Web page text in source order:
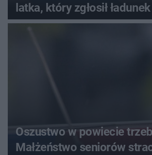
latka, który zgłosił
aucie
Oszustwo w powiecie
Małżeństwo seniorów